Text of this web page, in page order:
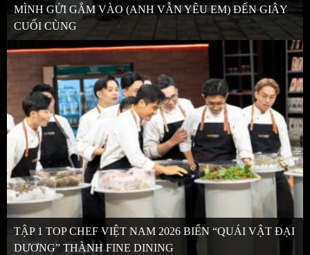
MÌNH GỬI GẮM VÀO (ANH VẪN YÊU EM) ĐẾN GIÂY
CUỐI CÙNG
TẬP 1 TOP CHEF VIỆT NAM 2026 BIẾN “QUÁI VẬT ĐẠI
DƯƠNG” THÀNH FINE DINING